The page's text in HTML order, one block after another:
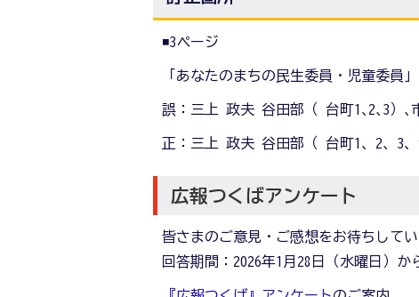
◾️3ページ
「あなたのまちの民生委員・児童委員
誤：三上 政夫 谷田部（ 台町1､2､3）､
正：三上 政夫 谷田部（ 台町1､ 2､ 3
広報つくばアンケート
皆さまのご意見・ご感想をお待ちして
回答期間：2026年1月28日（水曜日）か